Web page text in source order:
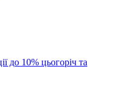
до 10% цьогоріч та